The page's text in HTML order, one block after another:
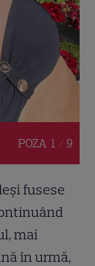
POZA 1 / 9
fusese
mai
în urmă,